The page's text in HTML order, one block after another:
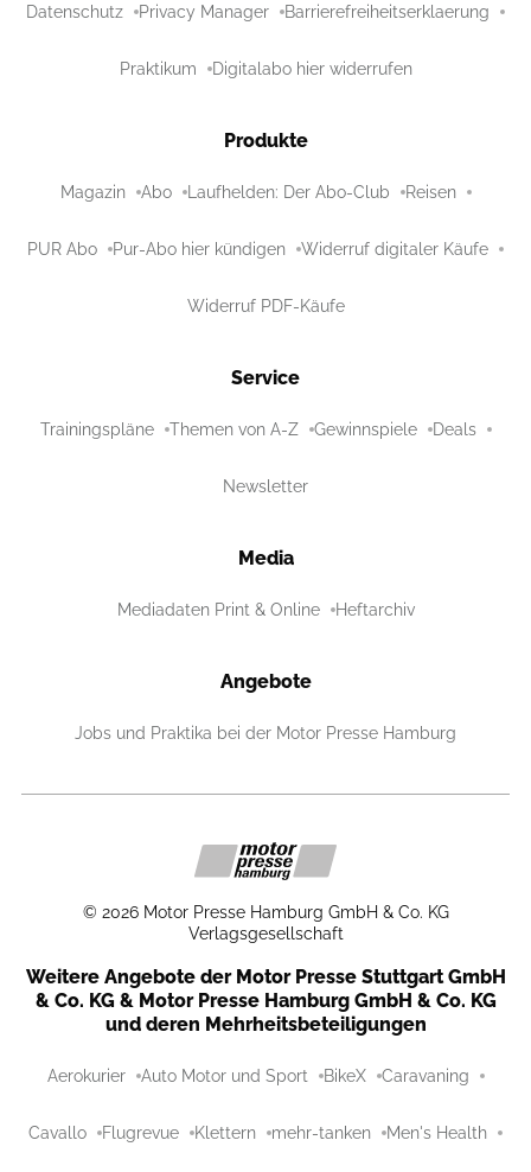
Datenschutz Privacy Manager Barrierefreiheitserklaerung
Praktikum Digitalabo hier widerrufen
Produkte
Magazin Abo Laufhelden: Der Abo-Club Reisen
PUR Abo Pur-Abo hier kündigen Widerruf digitaler Käufe
Widerruf PDF-Käufe
Service
Trainingspläne Themen von A-Z Gewinnspiele Deals
Newsletter
Media
Mediadaten Print & Online Heftarchiv
Angebote
Jobs und Praktika bei der Motor Presse Hamburg
© 2026 Motor Presse Hamburg GmbH & Co. KG
Verlagsgesellschaft
Weitere Angebote der Motor Presse Stuttgart GmbH
& Co. KG & Motor Presse Hamburg GmbH & Co. KG
und deren Mehrheitsbeteiligungen
Aerokurier Auto Motor und Sport BikeX Caravaning
Cavallo Flugrevue Klettern mehr-tanken Men's Health